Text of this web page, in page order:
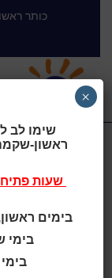
כותר
שימו לב
ראשון-שקמה
שעות
בימים ראשון,
בימי
בימי
×